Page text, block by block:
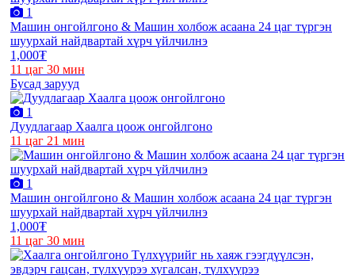
1
Машин онгойлгоно & Машин холбож асаана 24 цаг түргэн
шуурхай найдвартай хүрч үйлчилнэ
1,000₮
11 цаг 30 мин
Бусад зарууд
1
Дуудлагаар Хаалга цоож онгойлгоно
11 цаг 21 мин
1
Машин онгойлгоно & Машин холбож асаана 24 цаг түргэн
шуурхай найдвартай хүрч үйлчилнэ
1,000₮
11 цаг 30 мин